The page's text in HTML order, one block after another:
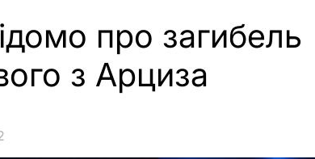
про загибель
з Арциза